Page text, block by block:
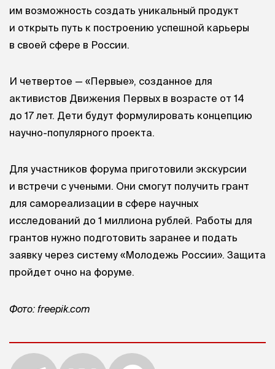
им возможность создать уникальный продукт
и открыть путь к построению успешной карьеры
в своей сфере в России.
И четвертое — «Первые», созданное для
активистов Движения Первых в возрасте от 14
до 17 лет. Дети будут формулировать концепцию
научно-популярного проекта.
Для участников форума приготовили экскурсии
и встречи с учеными. Они смогут получить грант
для самореализации в сфере научных
исследований до 1 миллиона рублей. Работы для
грантов нужно подготовить заранее и подать
заявку через систему «Молодежь России». Защита
пройдет очно на форуме.
Фото: freepik.com